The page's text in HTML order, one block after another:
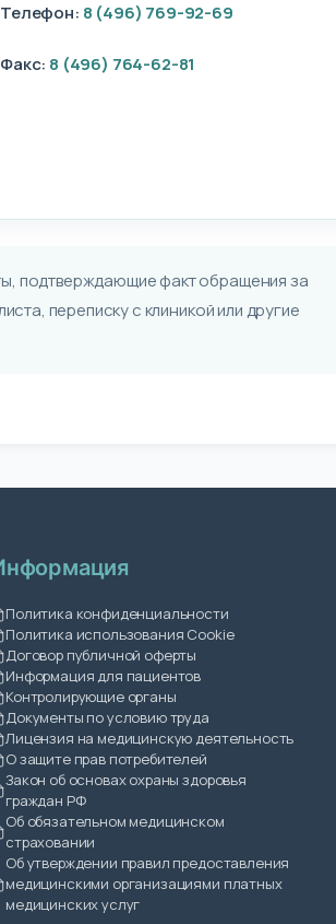
Телефон: 8 (496) 769-92-69
Факс: 8 (496) 764-62-81
подтверждающие факт обращения за
переписку с клиникой или другие
Политика конфиденциальности
Политика использования Cookie
Договор публичной оферты
Информация для пациентов
Контролирующие органы
Документы по условию труда
Лицензия на медицинскую деятельность
О защите прав потребителей
Закон об основах охраны здоровья
граждан РФ
Об обязательном медицинском
страховании
Об утверждении правил предоставления
медицинскими организациями платных
медицинских услуг